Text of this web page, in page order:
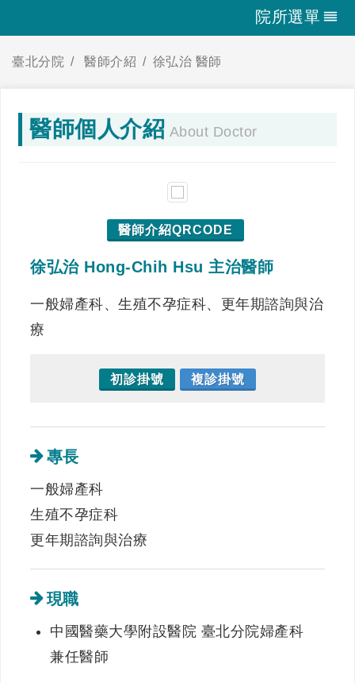
院所選單
臺北分院 醫師介紹 徐弘治 醫師
醫師個人介紹 About Doctor
醫師介紹QRCODE
徐弘治 Hong-Chih Hsu 主治醫師
一般婦產科、生殖不孕症科、更年期諮詢與治
療
初診掛號 複診掛號
專長
一般婦產科
生殖不孕症科
更年期諮詢與治療
現職
中國醫藥大學附設醫院 臺北分院婦產科
兼任醫師